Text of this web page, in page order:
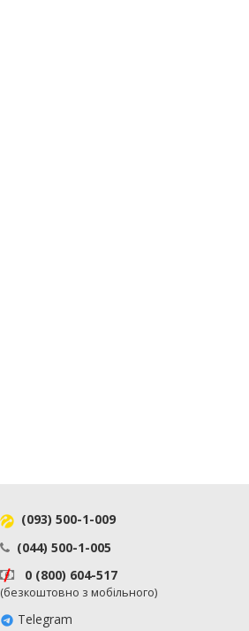
(093) 500-1-009
(044) 500-1-005
0 (800) 604-517
(безкоштовно з мобільного)
Telegram